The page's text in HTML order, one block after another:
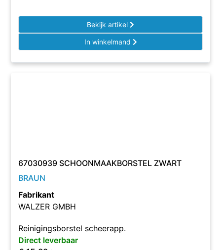
Bekijk artikel
In winkelmand
67030939 SCHOONMAAKBORSTEL ZWART
BRAUN
Fabrikant
WALZER GMBH
Reinigingsborstel scheerapp.
Direct leverbaar